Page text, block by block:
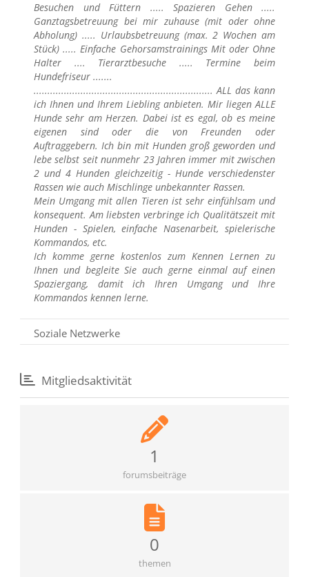
Besuchen und Füttern ..... Spazieren Gehen .....
Ganztagsbetreuung bei mir zuhause (mit oder ohne
Abholung) ..... Urlaubsbetreuung (max. 2 Wochen am
Stück) ..... Einfache Gehorsamstrainings Mit oder Ohne
Halter .... Tierarztbesuche ..... Termine beim
Hundefriseur .......
................................................................. ALL das kann
ich Ihnen und Ihrem Liebling anbieten. Mir liegen ALLE
Hunde sehr am Herzen. Dabei ist es egal, ob es meine
eigenen sind oder die von Freunden oder
Auftraggebern. Ich bin mit Hunden groß geworden und
lebe selbst seit nunmehr 23 Jahren immer mit zwischen
2 und 4 Hunden gleichzeitig - Hunde verschiedenster
Rassen wie auch Mischlinge unbekannter Rassen.
Mein Umgang mit allen Tieren ist sehr einfühlsam und
konsequent. Am liebsten verbringe ich Qualitätszeit mit
Hunden - Spielen, einfache Nasenarbeit, spielerische
Kommandos, etc.
Ich komme gerne kostenlos zum Kennen Lernen zu
Ihnen und begleite Sie auch gerne einmal auf einen
Spaziergang, damit ich Ihren Umgang und Ihre
Kommandos kennen lerne.
Soziale Netzwerke
Mitgliedsaktivität
1
forumsbeiträge
0
themen